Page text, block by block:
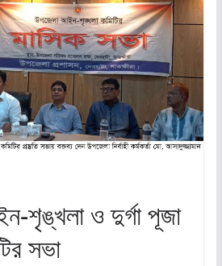
শৃঙ্খলা ও দুর্গা পূজা
সভা